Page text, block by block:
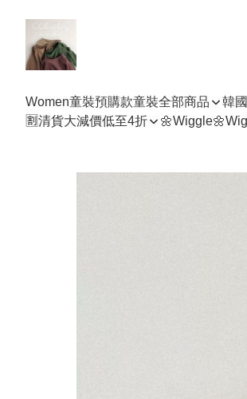
Women童裝預購款童裝全部商品 韓
🈹清貨大減價低至4折